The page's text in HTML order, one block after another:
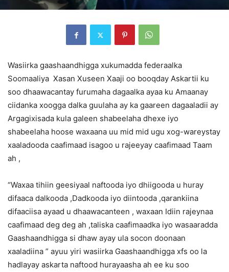
Wasiirka gaashaandhigga xukumadda federaalka
Soomaaliya Xasan Xuseen Xaaji oo booqday Askartii ku
soo dhaawacantay furumaha dagaalka ayaa ku Amaanay
ciidanka xoogga dalka guulaha ay ka gaareen dagaaladii ay
Argagixisada kula galeen shabeelaha dhexe iyo
shabeelaha hoose waxaana uu mid mid ugu xog-wareystay
xaaladooda caafimaad isagoo u rajeeyay caafimaad Taam
ah ,
“Waxaa tihiin geesiyaal naftooda iyo dhiigooda u huray
difaaca dalkooda ,Dadkooda iyo diintooda ,qarankiina
difaaciisa ayaad u dhaawacanteen , waxaan Idiin rajeynaa
caafimaad deg deg ah ,taliska caafimaadka iyo wasaaradda
Gaashaandhigga si dhaw ayay ula socon doonaan
xaaladiina ” ayuu yiri wasiirka Gaashaandhigga xfs oo la
hadlayay askarta naftood hurayaasha ah ee ku soo